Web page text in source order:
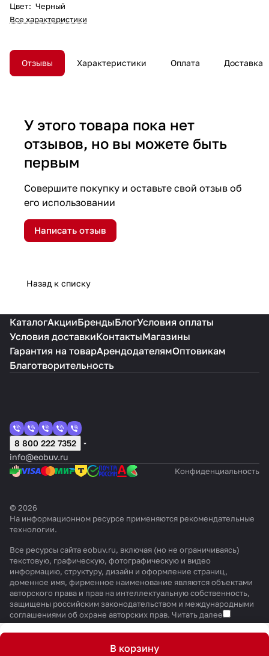
Цвет: Черный
Все характеристики
Отзывы Характеристики Оплата Доставка
У этого товара пока нет
отзывов, но вы можете быть
первым
Совершите покупку и оставьте свой отзыв об
его использовании
Написать отзыв
Назад к списку
В корзину
КаталогАкцииБрендыБлогУсловия оплаты
Условия доставкиКонтактыМагазины
Гарантия на товарАрендодателямОптовикам
Благотворительность
8 800 222 7352
info@eobuv.ru
Конфиденциальность
© 2026
На информационном ресурсе применяются рекомендательные
технологии.
Все ресурсы сайта eobuv.ru, включая (но не ограничиваясь)
текстовую, графическую, фотографическую и видео
информацию, структуру, дизайн и оформление страниц,
доменное имя, фирменное наименование являются объектами
авторского права и прав на интеллектуальную собственность,
защищены российским законодательством и международными
соглашениями об охране авторских прав. Читать далее